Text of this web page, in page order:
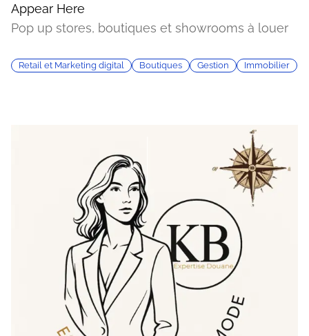
Appear Here
Pop up stores, boutiques et showrooms à louer
Retail et Marketing digital Boutiques Gestion Immobilier